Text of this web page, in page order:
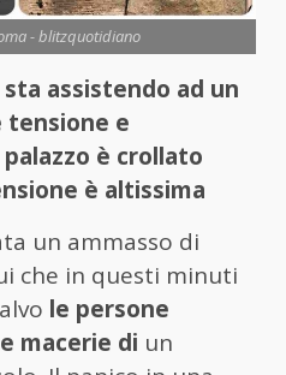
- blitzquotidiano
assistendo ad un
tensione e
è crollato
è altissima
un ammasso di
che in questi minuti
le persone
macerie di un